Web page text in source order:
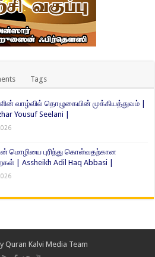
Tags
வாழ்வில் தொழுகையின் முக்கியத்துவம் |
Yousuf Seelani |
மொழியை புரிந்து கொள்வதற்கான
| Assheikh Adil Haq Abbasi |
Quran Kalvi Media Team